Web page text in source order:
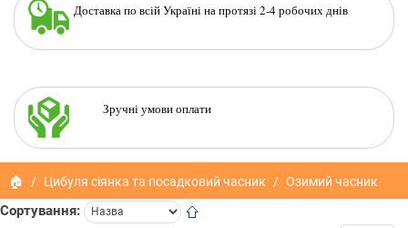
Доставка по всій Україні на протязі 2-4 робочих днів
Зручні умови оплати
🏠 Цибуля сіянка та посадковий часник Озимий часник
Сортування: